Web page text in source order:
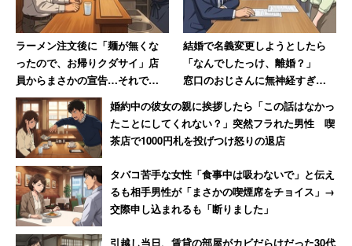
ラーメン注文後に「麺が無くな
ったので、お帰りクダサイ」店
員からまさかの宣告…それでも
40代男性が怒らなかった理由
結婚で名義変更しようとしたら
「なんでしたっけ、離婚？」
窓口のおじさんに無神経すぎる
言葉を投げられた30代女性
婚約中の彼女の親に挨拶したら「この話はなかっ
たことにしてくれない？」突然フラれた男性 喫
茶店で1000円札を投げつけ怒りの退店
タバコ苦手な女性「食事中は吸わないで」と伝え
るも相手男性が「まさかの喫煙席をチョイス」→
交際申し込まれるも「断りました」
引越し当日、賃貸の部屋がカビだらけだった30代